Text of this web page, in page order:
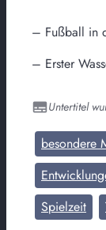
– Fußball in
– Erster
Untertitel
besondere
Spielzeit